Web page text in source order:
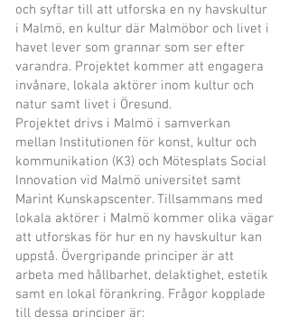
och syftar till att utforska en ny havskultur
i Malmö, en kultur där Malmöbor och livet i
havet lever som grannar som ser efter
varandra. Projektet kommer att engagera
invånare, lokala aktörer inom kultur och
natur samt livet i Öresund.
Projektet drivs i Malmö i samverkan
mellan Institutionen för konst, kultur och
kommunikation (K3) och Mötesplats Social
Innovation vid Malmö universitet samt
Marint Kunskapscenter. Tillsammans med
lokala aktörer i Malmö kommer olika vägar
att utforskas för hur en ny havskultur kan
uppstå. Övergripande principer är att
arbeta med hållbarhet, delaktighet, estetik
samt en lokal förankring. Frågor kopplade
till dessa principer är: